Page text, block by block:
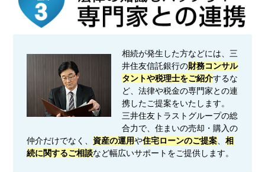
相続が発生した方などには、三
井住友信託銀行の財務コンサル
タントや税理士をご紹介するな
ど、法律や税金の専門家との連
携したご提案をいたします。
三井住友トラストグループの総
合力で、住まいの売却・購入の
仲介だけでなく、 資産の運用や住宅ローンのご提案、 相
続に関するご相談など幅広いサポートをご提供します。